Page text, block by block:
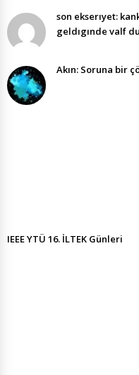
son ekserıyet:
geldıgınde valf
Akın: Soruna bir
IEEE YTÜ 16. İLTEK Günleri